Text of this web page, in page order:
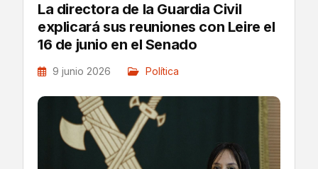
La directora de la Guardia Civil
explicará sus reuniones con Leire el
16 de junio en el Senado
9 junio 2026 Política